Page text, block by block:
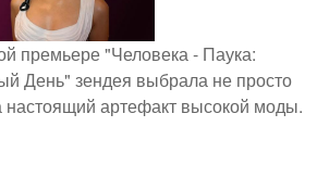
премьере "Человека - Паука:
День" зендея выбрала не просто
настоящий артефакт высокой моды.